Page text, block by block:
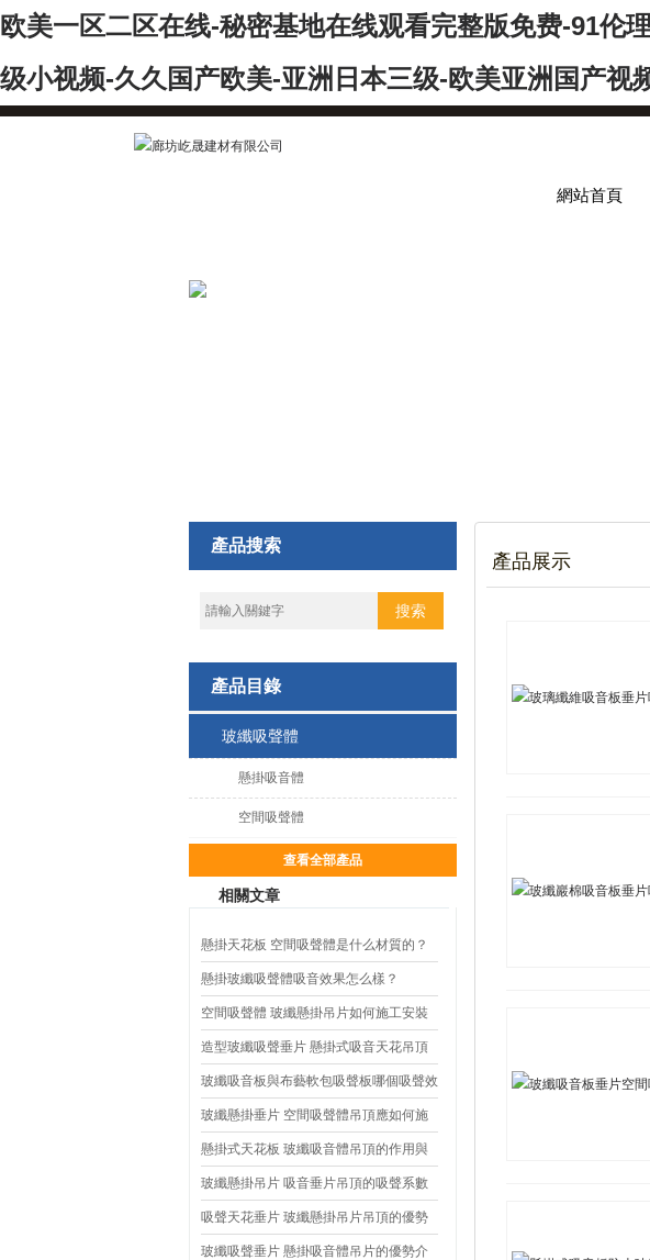
欧美一区二区在线-秘密基地在线观看完整版免费-91伦
级小视频-久久国产欧美-亚洲日本三级-欧美亚洲国产
網站首頁
產品搜索
產品目錄
玻纖吸聲體
懸掛吸音體
空間吸聲體
查看全部產品
相關文章
懸掛天花板 空間吸聲體是什么材質的？
吸音效果好嗎
懸掛玻纖吸聲體吸音效果怎么樣？
空間吸聲體 玻纖懸掛吊片如何施工安裝
造型玻纖吸聲垂片 懸掛式吸音天花吊頂
特點
玻纖吸音板與布藝軟包吸聲板哪個吸聲效
果好一點？
玻纖懸掛垂片 空間吸聲體吊頂應如何施
工
懸掛式天花板 玻纖吸音體吊頂的作用與
說明
玻纖懸掛吊片 吸音垂片吊頂的吸聲系數
能達到多少呢？
吸聲天花垂片 玻纖懸掛吊片吊頂的優勢
是什么
玻纖吸聲垂片 懸掛吸音體吊片的優勢介
產品展示